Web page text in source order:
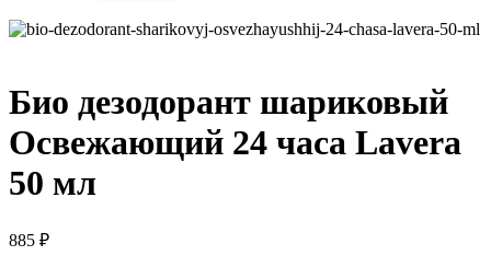
Био дезодорант шариковый
Освежающий 24 часа Lavera
50 мл
885 ₽